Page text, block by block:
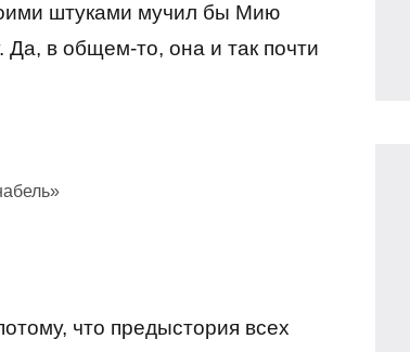
штуками мучил бы Мию
Да, в общем-то, она и так почти
что предыстория всех